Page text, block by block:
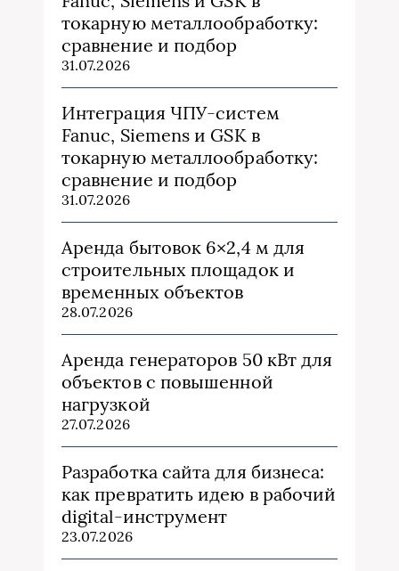
токарную металлообработку:
сравнение и подбор
31.07.2026
Интеграция ЧПУ-систем
Fanuc, Siemens и GSK в
токарную металлообработку:
сравнение и подбор
31.07.2026
Аренда бытовок 6×2,4 м для
строительных площадок и
временных объектов
28.07.2026
Аренда генераторов 50 кВт для
объектов с повышенной
нагрузкой
27.07.2026
Разработка сайта для бизнеса:
как превратить идею в рабочий
digital-инструмент
23.07.2026